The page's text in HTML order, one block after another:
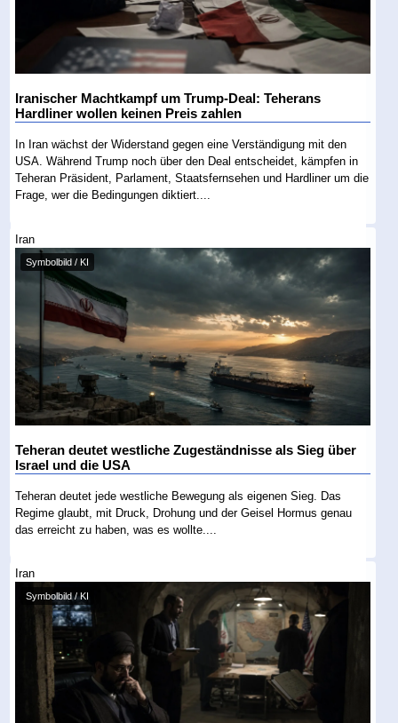
Iranischer Machtkampf um Trump-Deal: Teherans
Hardliner wollen keinen Preis zahlen
In Iran wächst der Widerstand gegen eine Verständigung mit den
USA. Während Trump noch über den Deal entscheidet, kämpfen in
Teheran Präsident, Parlament, Staatsfernsehen und Hardliner um die
Frage, wer die Bedingungen diktiert....
Iran
Symbolbild / KI
Teheran deutet westliche Zugeständnisse als Sieg über
Israel und die USA
Teheran deutet jede westliche Bewegung als eigenen Sieg. Das
Regime glaubt, mit Druck, Drohung und der Geisel Hormus genau
das erreicht zu haben, was es wollte....
Iran
Symbolbild / KI